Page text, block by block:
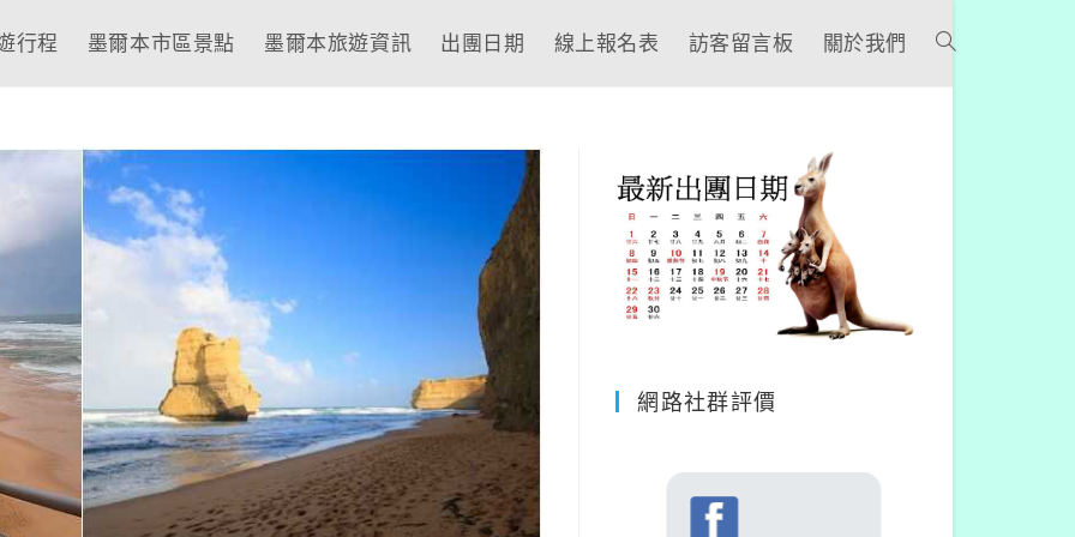
行程 墨爾本市區景點 墨爾本旅遊資訊 出團日期 線上報名表 訪客留言板 關於我們
網路社群評價